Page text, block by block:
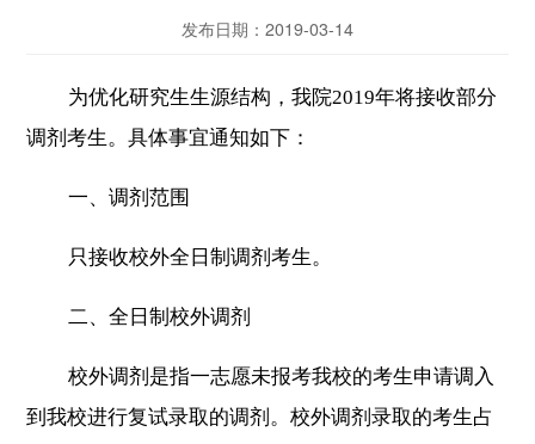
发布日期：2019-03-14
为优化研究生生源结构，我院2019年将接收部分
调剂考生。具体事宜通知如下：
一、调剂范围
只接收校外全日制调剂考生。
二、全日制校外调剂
校外调剂是指一志愿未报考我校的考生申请调入
到我校进行复试录取的调剂。校外调剂录取的考生占